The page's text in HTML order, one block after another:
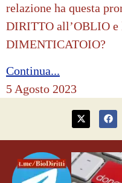
relazione ha questa
DIRITTO all’OBLIO
DIMENTICATOIO?
Continua...
5 Agosto 2023